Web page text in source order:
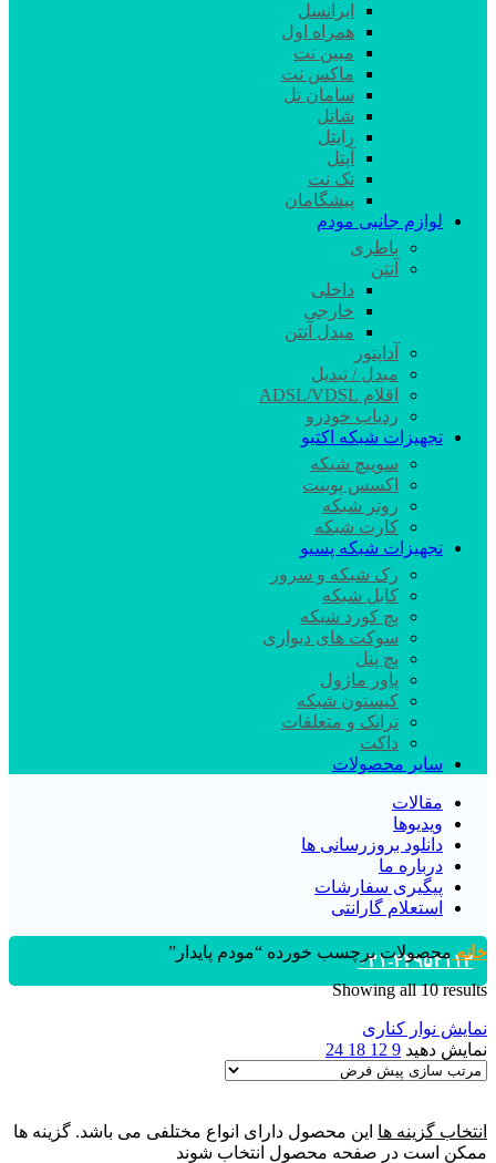
ایرانسل
همراه اول
مبین نت
ماکس نت
سامان تل
شاتل
رایتل
آپتل
تک نت
پیشگامان
لوازم جانبی مودم
باطری
آنتن
داخلی
خارجی
مبدل آنتن
آداپتور
مبدل / تبدیل
اقلام ADSL/VDSL
ردیاب خودرو
تجهیزات شبکه اکتیو
سوییچ شبکه
اکسس پوینت
روتر شبکه
کارت شبکه
تجهیزات شبکه پسیو
رک شبکه و سرور
کابل شبکه
پچ کورد شبکه
سوکت های دیواری
پچ پنل
پاور ماژول
کیستون شبکه
ترانک و متعلقات
داکت
سایر محصولات
مقالات
ویدیوها
دانلود بروزرسانی ها
درباره ما
پیگیری سفارشات
استعلام گارانتی
۰۲۱-۴۴۹۵۲۱۱۳خانه محصولات برچسب خورده “مودم پایدار”
Showing all 10 results
نمایش نوار کناری
نمایش دهید 9
12
18
24
انتخاب گزینه ها این محصول دارای انواع مختلفی می باشد. گزینه ها
ممکن است در صفحه محصول انتخاب شوند